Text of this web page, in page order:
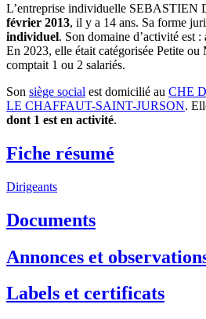
L’entreprise individuelle SEBASTIEN
février 2013, il y a 14 ans. Sa forme
individuel. Son domaine d’activité est :
En 2023, elle était catégorisée Petite ou
comptait 1 ou 2 salariés.
Son siège social est domicilié au CHE
LE CHAFFAUT-SAINT-JURSON.
dont 1 est en activité.
Fiche résumé
Dirigeants
Documents
Annonces et
Labels et certificats